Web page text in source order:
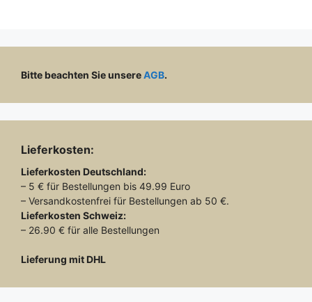
Bitte beachten Sie unsereAGB.
Lieferkosten:
Lieferkosten Deutschland:
– 5 € für Bestellungen bis 49.99 Euro
– Versandkostenfrei für Bestellungen ab 50 €.
Lieferkosten Schweiz:
– 26.90 € für alle Bestellungen
Lieferung mit DHL